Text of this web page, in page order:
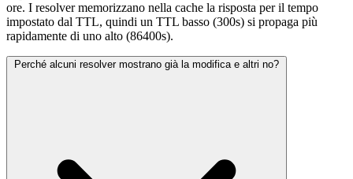
ore. I resolver memorizzano nella cache la risposta per il tempo
impostato dal TTL, quindi un TTL basso (300s) si propaga più
rapidamente di uno alto (86400s).
Perché alcuni resolver mostrano già la modifica e altri no?